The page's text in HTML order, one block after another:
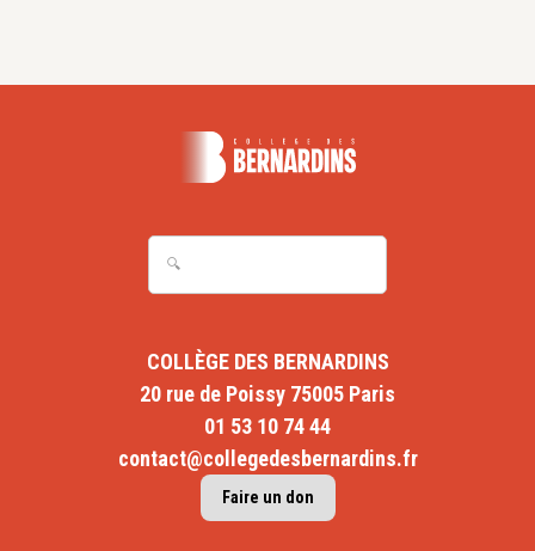
COLLÈGE DES BERNARDINS
20 rue de Poissy 75005 Paris
01 53 10 74 44
contact@collegedesbernardins.fr
Faire un don